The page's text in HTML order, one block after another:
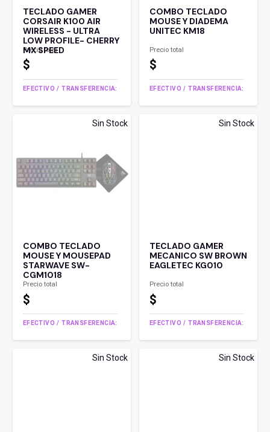
TECLADO GAMER
CORSAIR K100 AIR
WIRELESS - ULTRA
LOW PROFILE- CHERRY
MX SPEED
Precio total
$
EFECTIVO / TRANSFERENCIA:
COMBO TECLADO
MOUSE Y DIADEMA
UNITEC KM18
Precio total
$
EFECTIVO / TRANSFERENCIA:
Sin Stock
COMBO TECLADO
MOUSE Y MOUSEPAD
STARWAVE SW-
CGM1018
Precio total
$
EFECTIVO / TRANSFERENCIA:
Sin Stock
TECLADO GAMER
MECANICO SW BROWN
EAGLETEC KG010
Precio total
$
EFECTIVO / TRANSFERENCIA:
Sin Stock Sin Stock